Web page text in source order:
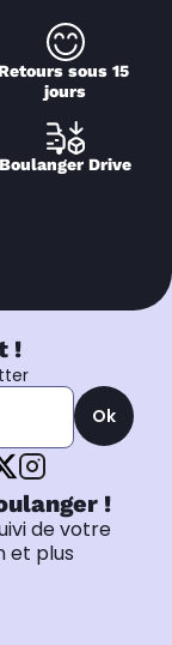
sous 15
jours
Boulanger Drive
!
Ok
!
de votre
et plus